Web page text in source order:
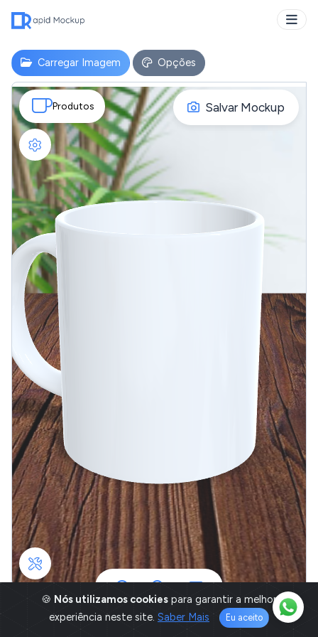
Carregar Imagem Opções
Produtos Salvar Mockup
🍪 Nós utilizamos cookies para garantir a melhor
experiência neste site. Saber Mais Eu aceito